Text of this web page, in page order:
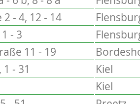
- 4, 12 - 14
- 3
11 - 19
- 31
Kiel
Kiel